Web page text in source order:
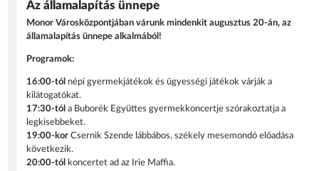
Az államalapítás ünnepe
Monor Városközpontjában várunk mindenkit augusztus 20-án, az
államalapítás ünnepe alkalmából!
Programok:
16:00-tól népi gyermekjátékok és ügyességi játékok várják a
kilátogatókat.
17:30-tól a Buborék Együttes gyermekkoncertje szórakoztatja a
legkisebbeket.
19:00-korCsernik Szende lábbábos, székely mesemondó előadása
következik.
20:00-tól
koncertet ad az Irie Maffia.